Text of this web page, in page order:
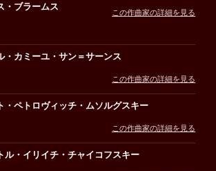
・ブラームス
この作曲家の詳細を見る
・カミーユ・サン＝サーンス
この作曲家の詳細を見る
・ペトロヴィッチ・ムソルグスキー
この作曲家の詳細を見る
ル・イリイチ・チャイコフスキー